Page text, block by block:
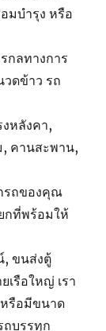
มบำรุง หรือ
กลทางการ
วดข้าว รถ
หลังคา,
, คานสะพาน,
รถของคุณ
กที่พร้อมให้
, ขนส่งตู้
เรือใหญ่ เรา
รือมีขนาด
ถบรรทุก